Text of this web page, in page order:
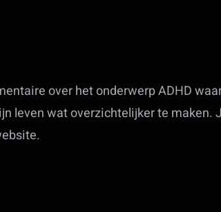
over het onderwerp ADHD
leven wat overzichtelijker te maken.